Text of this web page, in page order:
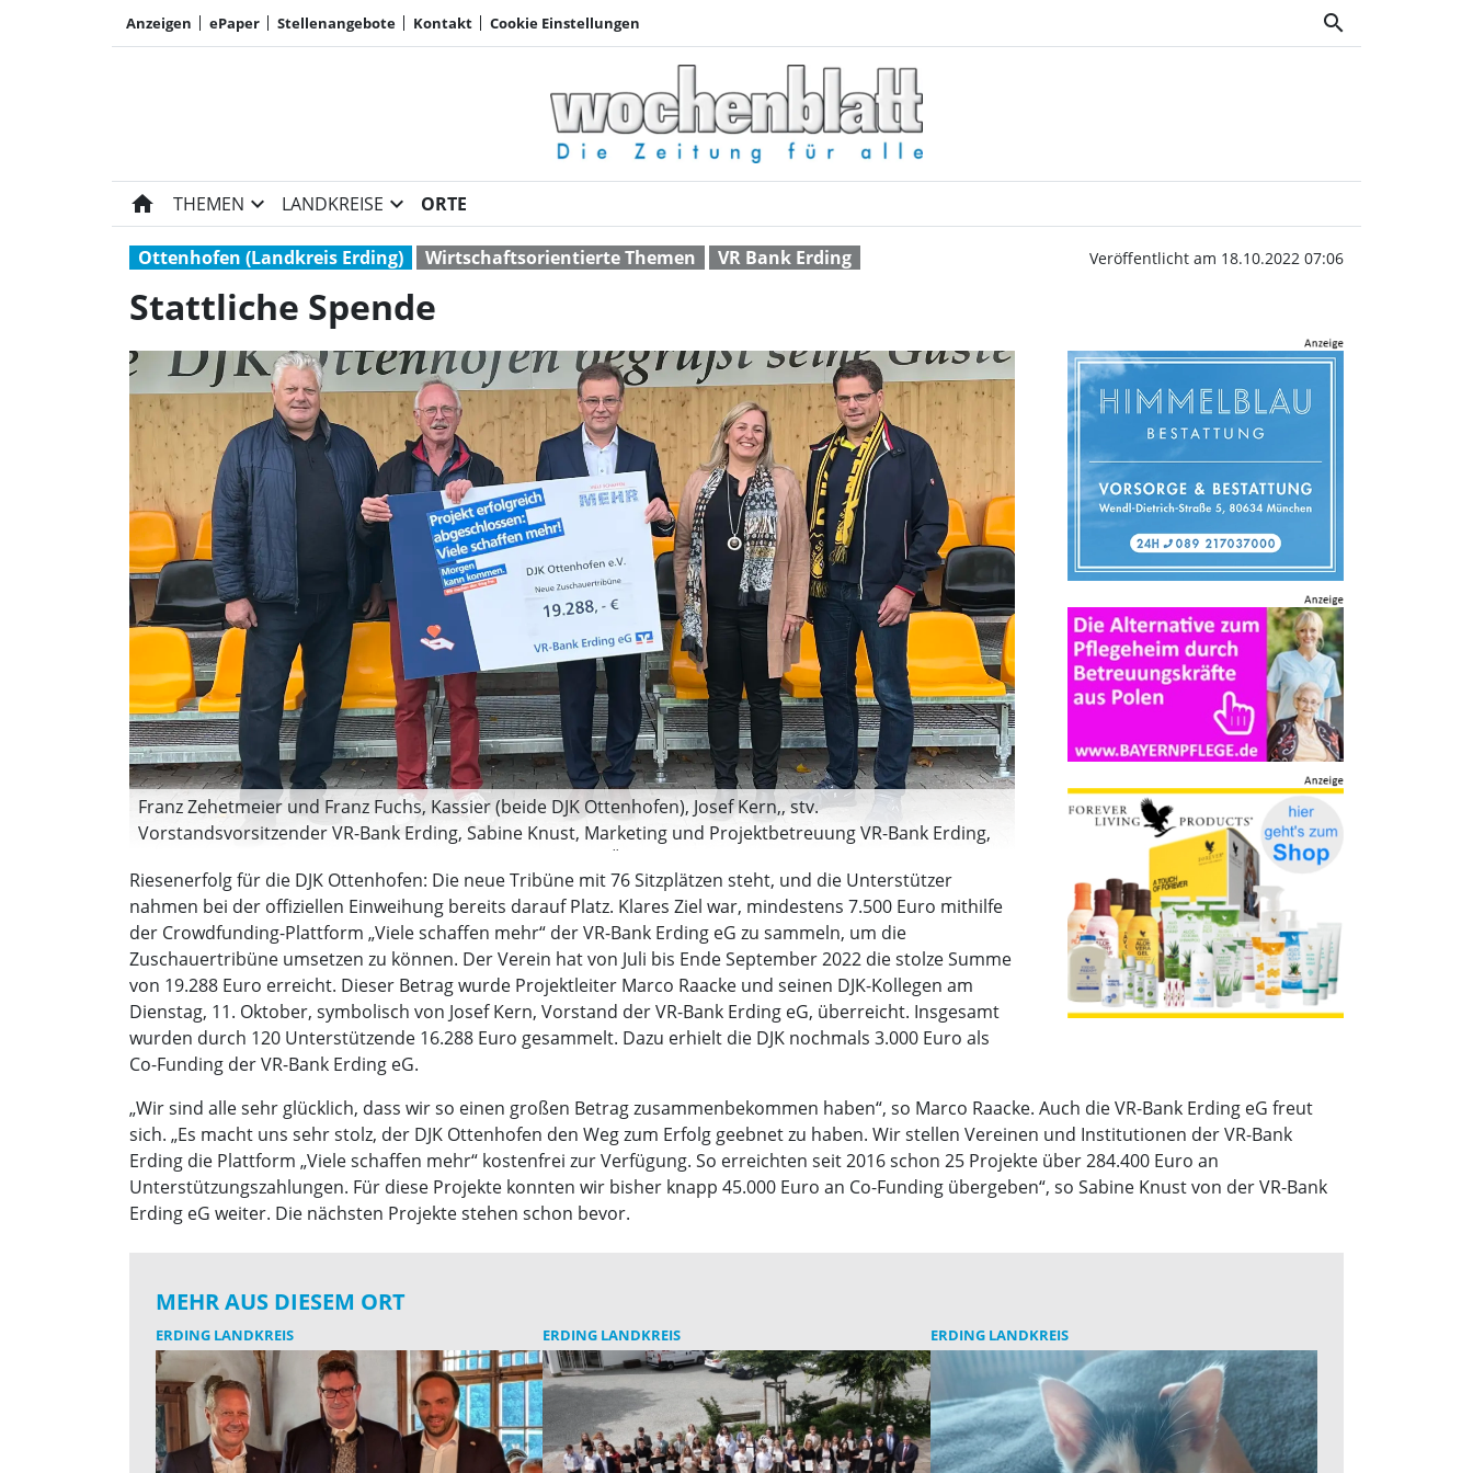
Anzeigen ePaper Stellenangebote Kontakt Cookie Einstellungen search
Stattliche Spende | Wochenblatt OWV
home THEMEN expand_more LANDKREISE expand_more ORTE
Ottenhofen (Landkreis Erding) Wirtschaftsorientierte Themen VR Bank Erding Veröffentlicht am 18.10.2022 07:06
Stattliche Spende
Franz Zehetmeier und Franz Fuchs, Kassier (beide DJK Ottenhofen), Josef Kern,, stv.
Vorstandsvorsitzender VR-Bank Erding, Sabine Knust, Marketing und Projektbetreuung VR-Bank Erding,
Marco Raacke, Projektleiter DJK Ottenhofen. (v.li.) bei der Übergabe. (Foto: VR Bank)
Riesenerfolg für die DJK Ottenhofen: Die neue Tribüne mit 76 Sitzplätzen steht, und die Unterstützer
nahmen bei der offiziellen Einweihung bereits darauf Platz. Klares Ziel war, mindestens 7.500 Euro mithilfe
der Crowdfunding-Plattform „Viele schaffen mehr“ der VR-Bank Erding eG zu sammeln, um die
Zuschauertribüne umsetzen zu können. Der Verein hat von Juli bis Ende September 2022 die stolze Summe
von 19.288 Euro erreicht. Dieser Betrag wurde Projektleiter Marco Raacke und seinen DJK-Kollegen am
Dienstag, 11. Oktober, symbolisch von Josef Kern, Vorstand der VR-Bank Erding eG, überreicht. Insgesamt
wurden durch 120 Unterstützende 16.288 Euro gesammelt. Dazu erhielt die DJK nochmals 3.000 Euro als
Co-Funding der VR-Bank Erding eG.
„Wir sind alle sehr glücklich, dass wir so einen großen Betrag zusammenbekommen haben“, so Marco Raacke. Auch die VR-Bank Erding eG freut
sich. „Es macht uns sehr stolz, der DJK Ottenhofen den Weg zum Erfolg geebnet zu haben. Wir stellen Vereinen und Institutionen der VR-Bank
Erding die Plattform „Viele schaffen mehr“ kostenfrei zur Verfügung. So erreichten seit 2016 schon 25 Projekte über 284.400 Euro an
Unterstützungszahlungen. Für diese Projekte konnten wir bisher knapp 45.000 Euro an Co-Funding übergeben“, so Sabine Knust von der VR-Bank
Erding eG weiter. Die nächsten Projekte stehen schon bevor.
MEHR AUS DIESEM ORT
ERDING LANDKREIS ERDING LANDKREIS ERDING LANDKREIS